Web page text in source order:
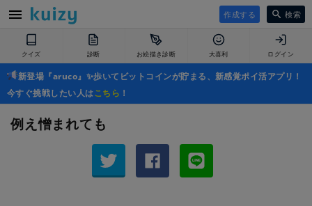
作成する 検索
クイズ 診断 お絵描き診断 大喜利 ログイン
新登場『aruco』✨歩いてビットコインが貯まる、新感覚ポイ活アプリ！
今すぐ挑戦したい人はこちら ！
例え憎まれても